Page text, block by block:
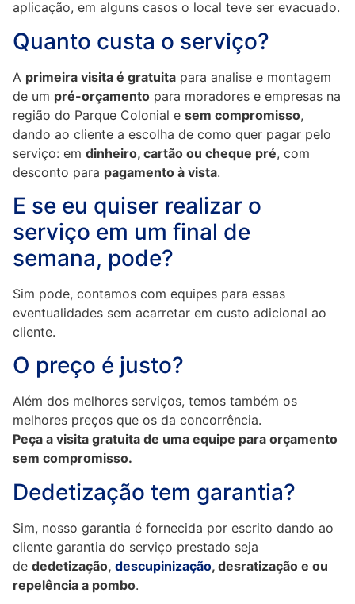
aplicação, em alguns casos o local teve ser evacuado.
Quanto custa o serviço?
A primeira visita é gratuita para analise e montagem
de um pré-orçamento para moradores e empresas na
região do Parque Colonial e sem compromisso,
dando ao cliente a escolha de como quer pagar pelo
serviço: em dinheiro, cartão ou cheque pré, com
desconto para pagamento à vista.
E se eu quiser realizar o
serviço em um final de
semana, pode?
Sim pode, contamos com equipes para essas
eventualidades sem acarretar em custo adicional ao
cliente.
O preço é justo?
Além dos melhores serviços, temos também os
melhores preços que os da concorrência.
Peça a visita gratuita de uma equipe para orçamento
sem compromisso.
Dedetização tem garantia?
Sim, nosso garantia é fornecida por escrito dando ao
cliente garantia do serviço prestado seja
de dedetização, descupinização, desratização e ou
repelência a pombo.